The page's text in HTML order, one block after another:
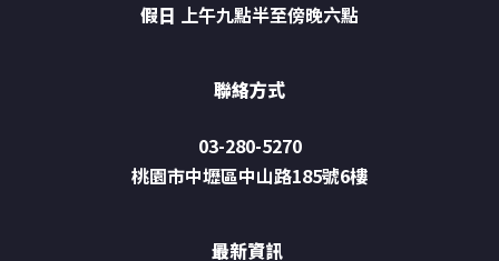
假日 上午九點半至傍晚六點
聯絡方式
03-280-5270
桃園市中壢區中山路185號6樓
最新資訊